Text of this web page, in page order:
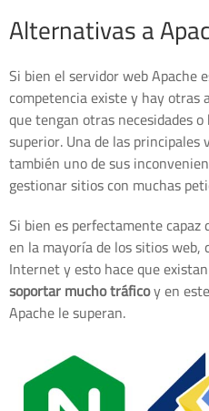
Alternativas a
Si bien el servidor web Apache
competencia existe y hay
que tengan otras necesidades
superior. Una de las principales
también uno de sus
gestionar sitios con muchas
Si bien es perfectamente
en la mayoría de los sitios web,
Internet y esto hace que
soportar mucho tráficoy en
Apache le superan.